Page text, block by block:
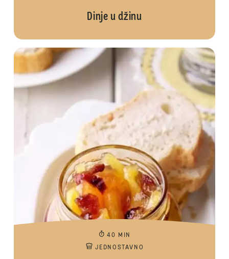
Dinje u džinu
40 MIN
JEDNOSTAVNO